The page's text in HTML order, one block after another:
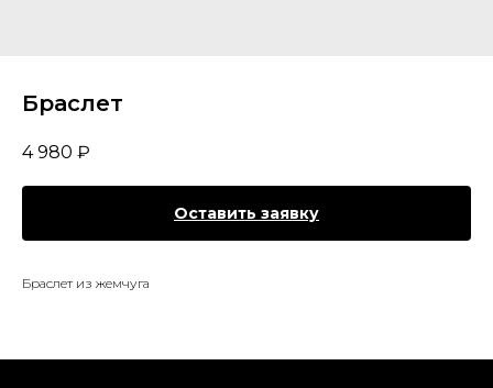
Браслет
4 980 ₽
Оставить заявку
Браслет из жемчуга